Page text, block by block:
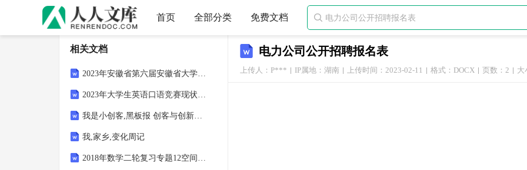
首页 全部分类 免费文档 
电力公司公开招聘报名表
上传人：P*** IP属地：湖南 上传时间：2023-02-11 格式：DOCX 页数：2 大
相关文档
2023年安徽省第六届安徽省大学生程序设计竞赛题目
2023年大学生英语口语竞赛现状及问题分析文档资料
我是小创客,黑板报 创客与创新黑板报
我,家乡,变化周记
2018年数学二轮复习专题12空间点、线、面的位置关系押题专练文